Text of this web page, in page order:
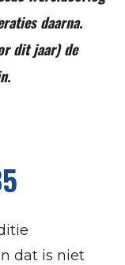
daarna.
dit jaar) de
dat is niet